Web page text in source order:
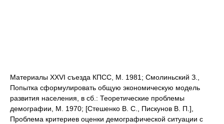
Материалы XXVI съезда КПСС, М. 1981; Смолиньский З.,
Попытка сформулировать общую экономическую модель
развития населения, в сб.: Теоретические проблемы
демографии, М. 1970; [Стешенко В. С., Пискунов В. П.],
Проблема критериев оценки демографической ситуации с